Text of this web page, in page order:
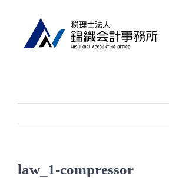
law_1-compressor